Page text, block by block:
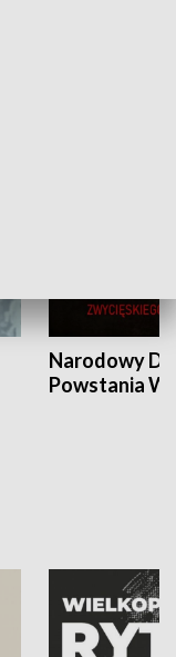
Narodowy
Powstania